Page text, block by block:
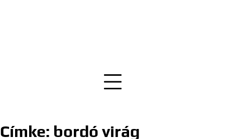
Címke: bordó virág